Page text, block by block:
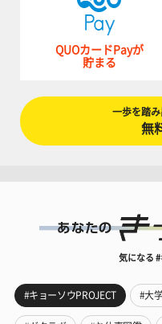
QUOカードPayが
貯まる
一歩を踏
無
気になる
#キョーソウPROJECT #大